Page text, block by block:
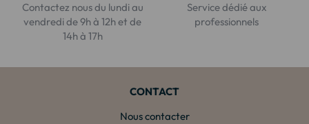
Contactez nous du lundi au
vendredi de 9h à 12h et de
14h à 17h
Service dédié aux
professionnels
CONTACT
Nous contacter